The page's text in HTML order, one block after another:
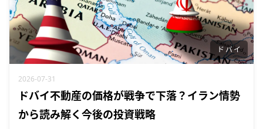
ドバイ
2026-07-31
ドバイ不動産の価格が戦争で下落？イラン情勢
から読み解く今後の投資戦略